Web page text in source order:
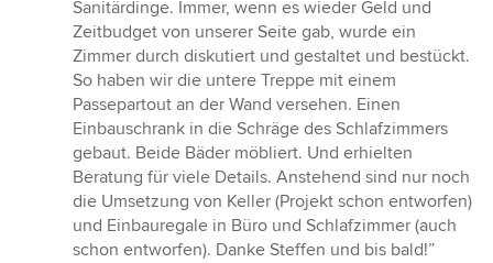
Sanitärdinge. Immer, wenn es wieder Geld und
Zeitbudget von unserer Seite gab, wurde ein
Zimmer durch diskutiert und gestaltet und bestückt.
So haben wir die untere Treppe mit einem
Passepartout an der Wand versehen. Einen
Einbauschrank in die Schräge des Schlafzimmers
gebaut. Beide Bäder möbliert. Und erhielten
Beratung für viele Details. Anstehend sind nur noch
die Umsetzung von Keller (Projekt schon entworfen)
und Einbauregale in Büro und Schlafzimmer (auch
schon entworfen). Danke Steffen und bis bald!”